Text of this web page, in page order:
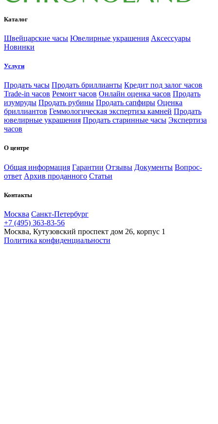
Каталог
Швейцарские часы Ювелирные украшения Аксессуары
Новинки
Услуги
Продать часы Продать бриллианты Кредит под залог часов
Trade-in часов Ремонт часов Онлайн оценка часов Продать
изумруды Продать рубины Продать сапфиры Оценка
бриллиантов Геммологическая экспертиза камней Продать
ювелирные украшения Продать старинные часы Экспертиза
часов
О центре
Общая информация Гарантии Отзывы Документы Вопрос-
ответ Архив проданного Статьи
Контакты
Москва Санкт-Петербург
+7 (495) 363-83-56
Москва, Кутузовский проспект дом 26, корпус 1
Политика конфиденциальности